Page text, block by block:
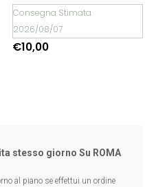
Consegna Stimata
2026/08/07
€10,00
stesso giorno Su ROMA
al piano se effettui un ordine